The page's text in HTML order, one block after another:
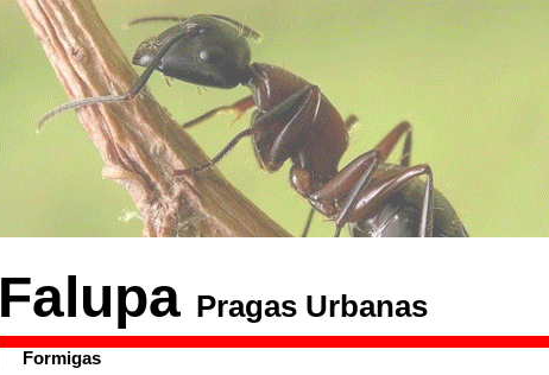
Falupa Pragas Urbanas
Formigas